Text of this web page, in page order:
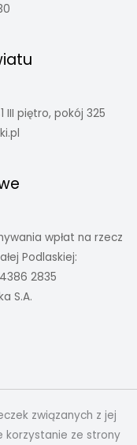
III piętro, pokój 325
wpłat na rzecz
Podlaskiej:
2835
S.A.
związanych z jej
korzystanie ze strony